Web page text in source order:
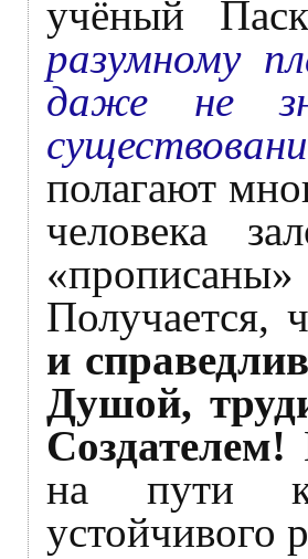
учёный
разумному
даже не
полагают
человека
Получается,
и
Душой,
Создателем!
на пути к
устойчивого